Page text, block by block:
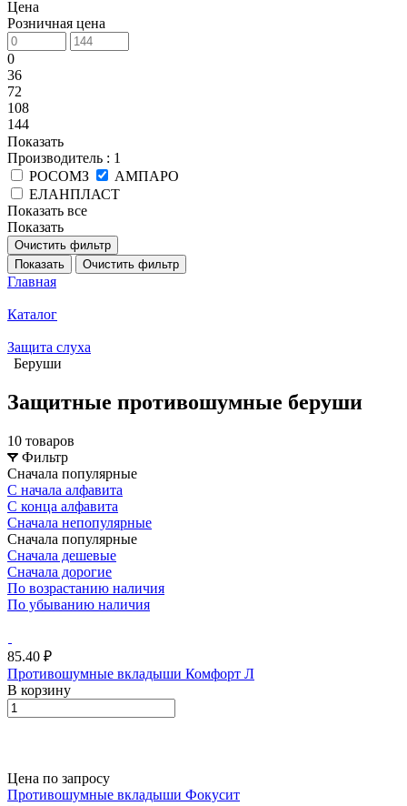
Цена
Розничная цена
0
36
72
108
144
Показать
Производитель : 1
РОСОМЗ
АМПАРО
ЕЛАНПЛАСТ
Показать все
Показать
Очистить фильтр
Показать
Очистить фильтр
Главная
Каталог
Защита слуха
Беруши
Защитные противошумные беруши
10 товаров
Фильтр
Сначала популярные
С начала алфавита
С конца алфавита
Сначала непопулярные
Сначала популярные
Сначала дешевые
Сначала дорогие
По возрастанию наличия
По убыванию наличия
85.40 ₽
Противошумные вкладыши Комфорт Л
В корзину
Цена по запросу
Противошумные вкладыши Фокусит